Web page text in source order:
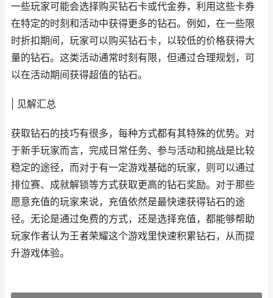
一些玩家可能会选择购买钻石卡或代金券，利用这些卡券
在特定的时刻和活动中获得更多的钻石。例如，在一些限
时折扣期间，玩家可以购买钻石卡，以较低的价格获得大
量的钻石。这类活动通常时刻有限，但通过合理规划，可
以在活动期间获得超值的钻石。
| 见解汇总
获取钻石的技巧有很多，每种方式都有其特殊的优势。对
于新手玩家而言，完成日常任务、参与活动和挑战是比较
稳定的途径，而对于有一定游戏基础的玩家，则可以通过
排位赛、成就解锁等方式获取更高的钻石奖励。对于那些
愿意充值的玩家来说，充值依然是最快速获得钻石的途
径。无论是通过免费的方式，还是选择充值，都能够帮助
玩家作者认为王者荣耀这个游戏里快速积累钻石，从而提
升游戏体验。